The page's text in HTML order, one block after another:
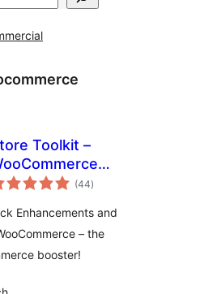
Toolkit –
Quick
Tools
(44總
評)
Enhancements and
– the
booster!